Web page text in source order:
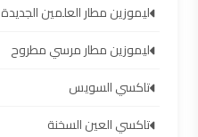
ليموزين مطار العلمين الجديدة
ليموزين مطار مرسي مطروح
تاكسي السويس
تاكسي العين السخنة